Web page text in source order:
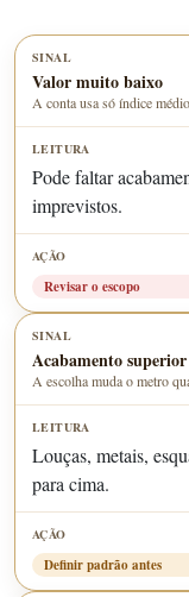
Valor muito baixo
A conta usa só índice
Pode faltar
imprevistos.
Revisar o escopo
Acabamento superior
A escolha muda o metro
Louças, metais,
para cima.
Definir padrão antes